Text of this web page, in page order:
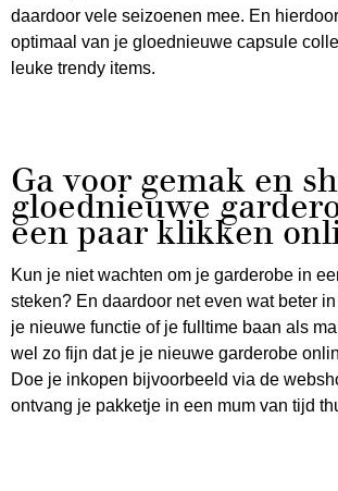
daardoor vele seizoenen mee. En
optimaal van je gloednieuwe capsule
leuke trendy items.
Ga voor gemak en
gloednieuwe
een paar klikken
Kun je niet wachten om je garderobe in
steken? En daardoor net even wat beter
je nieuwe functie of je fulltime baan als
wel zo fijn dat je je nieuwe garderobe
Doe je inkopen bijvoorbeeld via de
ontvang je pakketje in een mum van tijd